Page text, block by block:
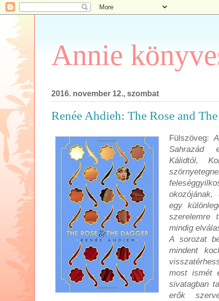
Annie
2016. november 12., szombat
Renée Ahdieh: The Rose and
Fülszöveg:
Sahrazád
Kálidtól,
egy
szerelemre
mindig
A sorozat
mindent
most ismét
sivatagban
erők